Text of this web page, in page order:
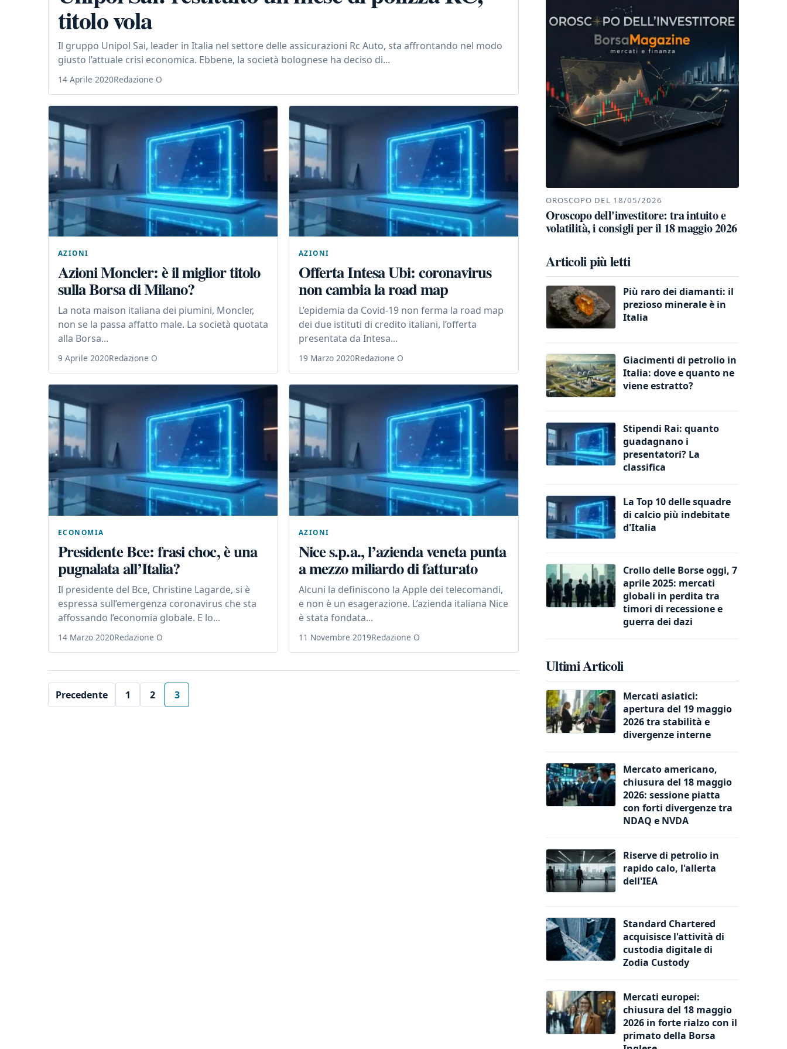
titolo vola
Il gruppo Unipol Sai, leader in Italia nel settore delle assicurazioni Rc Auto, sta affrontando nel modo
giusto l’attuale crisi economica. Ebbene, la società bolognese ha deciso di...
14 Aprile 2020Redazione O
AZIONI
Azioni Moncler: è il miglior titolo
sulla Borsa di Milano?
La nota maison italiana dei piumini, Moncler,
non se la passa affatto male. La società quotata
alla Borsa...
9 Aprile 2020Redazione O
AZIONI
Offerta Intesa Ubi: coronavirus
non cambia la road map
L’epidemia da Covid-19 non ferma la road map
dei due istituti di credito italiani, l’offerta
presentata da Intesa...
19 Marzo 2020Redazione O
ECONOMIA
Presidente Bce: frasi choc, è una
pugnalata all’Italia?
Il presidente del Bce, Christine Lagarde, si è
espressa sull’emergenza coronavirus che sta
affossando l’economia globale. E lo...
14 Marzo 2020Redazione O
AZIONI
Nice s.p.a., l’azienda veneta punta
a mezzo miliardo di fatturato
Alcuni la definiscono la Apple dei telecomandi,
e non è un esagerazione. L’azienda italiana Nice
è stata fondata...
11 Novembre 2019Redazione O
Precedente 1 2 3
OROSCOPO DEL 18/05/2026
Oroscopo dell'investitore: tra intuito e
volatilità, i consigli per il 18 maggio 2026
Articoli più letti
Più raro dei diamanti: il
prezioso minerale è in
Italia
Giacimenti di petrolio in
Italia: dove e quanto ne
viene estratto?
Stipendi Rai: quanto
guadagnano i
presentatori? La
classifica
La Top 10 delle squadre
di calcio più indebitate
d'Italia
Crollo delle Borse oggi, 7
aprile 2025: mercati
globali in perdita tra
timori di recessione e
guerra dei dazi
Ultimi Articoli
Mercati asiatici:
apertura del 19 maggio
2026 tra stabilità e
divergenze interne
Mercato americano,
chiusura del 18 maggio
2026: sessione piatta
con forti divergenze tra
NDAQ e NVDA
Riserve di petrolio in
rapido calo, l'allerta
dell'IEA
Standard Chartered
acquisisce l'attività di
custodia digitale di
Zodia Custody
Mercati europei:
chiusura del 18 maggio
2026 in forte rialzo con il
primato della Borsa